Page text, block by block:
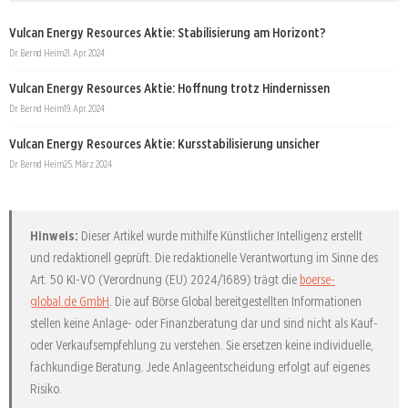
Vulcan Energy Resources Aktie: Stabilisierung am Horizont?
Dr. Bernd Heim21. Apr. 2024
Vulcan Energy Resources Aktie: Hoffnung trotz Hindernissen
Dr. Bernd Heim19. Apr. 2024
Vulcan Energy Resources Aktie: Kursstabilisierung unsicher
Dr. Bernd Heim25. März 2024
Hinweis: Dieser Artikel wurde mithilfe Künstlicher Intelligenz erstellt
und redaktionell geprüft. Die redaktionelle Verantwortung im Sinne des
Art. 50 KI-VO (Verordnung (EU) 2024/1689) trägt die boerse-
global.de GmbH . Die auf Börse Global bereitgestellten Informationen
stellen keine Anlage- oder Finanzberatung dar und sind nicht als Kauf-
oder Verkaufsempfehlung zu verstehen. Sie ersetzen keine individuelle,
fachkundige Beratung. Jede Anlageentscheidung erfolgt auf eigenes
Risiko.